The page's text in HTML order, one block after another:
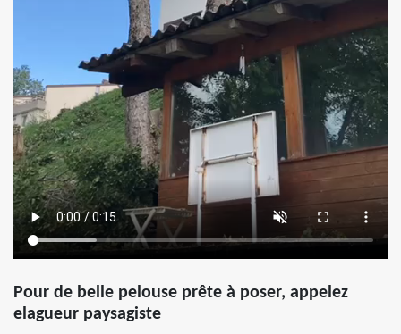
Pour de belle pelouse prête à poser, appelez
elagueur paysagiste